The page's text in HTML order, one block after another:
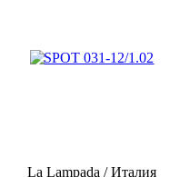
La Lampada / Италия